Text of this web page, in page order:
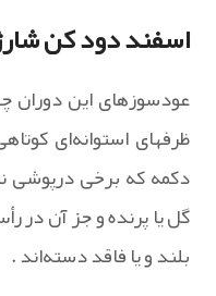
اسفند دود کن
عودسوزهای‌ این‌ دوران‌
ظرفهای‌ استوانه‌ای‌
دکمه‌ که‌ برخی‌ درپوشی‌
گل‌ یا پرنده‌ و جز آن‌ در
بلند و یا فاقد دسته‌اند .